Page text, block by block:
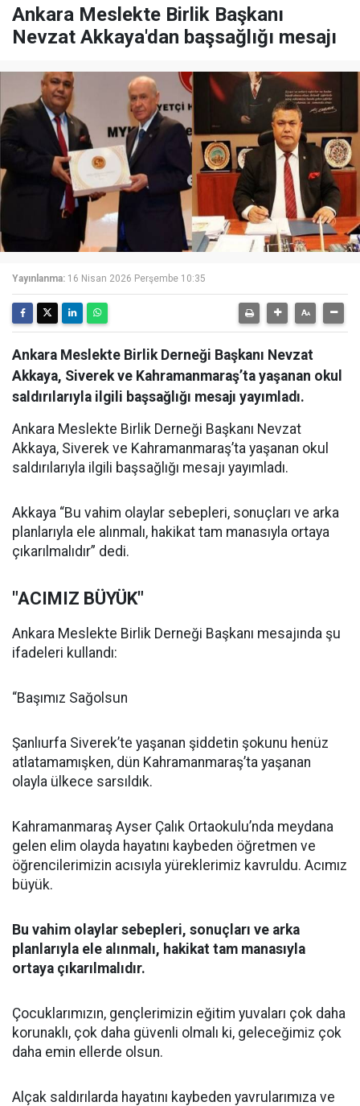
Ankara Meslekte Birlik Başkanı
Nevzat Akkaya'dan başsağlığı mesajı
Yayınlanma: 16 Nisan 2026 Perşembe 10:35
Ankara Meslekte Birlik Derneği Başkanı Nevzat
Akkaya, Siverek ve Kahramanmaraş’ta yaşanan okul
saldırılarıyla ilgili başsağlığı mesajı yayımladı.
Ankara Meslekte Birlik Derneği Başkanı Nevzat
Akkaya, Siverek ve Kahramanmaraş’ta yaşanan okul
saldırılarıyla ilgili başsağlığı mesajı yayımladı.
Akkaya “Bu vahim olaylar sebepleri, sonuçları ve arka
planlarıyla ele alınmalı, hakikat tam manasıyla ortaya
çıkarılmalıdır” dedi.
"ACIMIZ BÜYÜK"
Ankara Meslekte Birlik Derneği Başkanı mesajında şu
ifadeleri kullandı:
“Başımız Sağolsun
Şanlıurfa Siverek’te yaşanan şiddetin şokunu henüz
atlatamamışken, dün Kahramanmaraş’ta yaşanan
olayla ülkece sarsıldık.
Kahramanmaraş Ayser Çalık Ortaokulu’nda meydana
gelen elim olayda hayatını kaybeden öğretmen ve
öğrencilerimizin acısıyla yüreklerimiz kavruldu. Acımız
büyük.
Bu vahim olaylar sebepleri, sonuçları ve arka
planlarıyla ele alınmalı, hakikat tam manasıyla
ortaya çıkarılmalıdır.
Çocuklarımızın, gençlerimizin eğitim yuvaları çok daha
korunaklı, çok daha güvenli olmalı ki, geleceğimiz çok
daha emin ellerde olsun.
Alçak saldırılarda hayatını kaybeden yavrularımıza ve